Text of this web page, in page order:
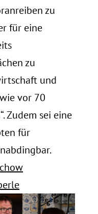
zu
für eine
zu
und
vor 70
Zudem sei eine
für